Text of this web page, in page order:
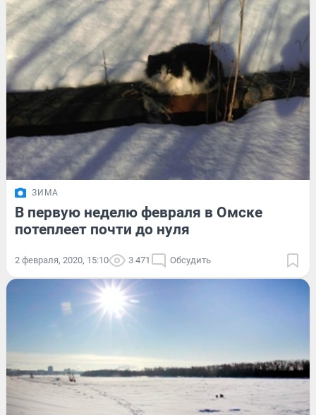
ЗИМА
В первую неделю февраля в Омске
потеплеет почти до нуля
2 февраля, 2020, 15:10 3 471 Обсудить